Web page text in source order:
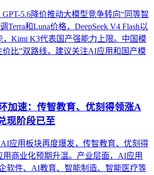
5.6降价推动大模型竞争转向“同等智
Terra和Luna价格，DeepSeek V4 Flash以
，Kimi K3代表国产强能力上限。中国模
价比”双路线，建议关注AI应用和国产模
加速：传智教育、优刻得领涨A
现阶段已至
应用板块再度爆发，传智教育、优刻得
商业化预期升温。产业层面，AI应用
软件、AI教育、智能制造、智能医疗等